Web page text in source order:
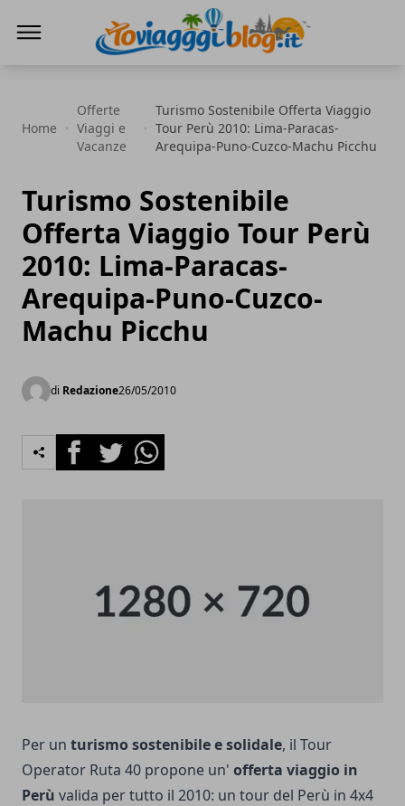
Home
Offerte
Viaggi e
Vacanze
Turismo Sostenibile Offerta Viaggio
Tour Perù 2010: Lima-Paracas-
Arequipa-Puno-Cuzco-Machu Picchu
Turismo Sostenibile
Offerta Viaggio Tour Perù
2010: Lima-Paracas-
Arequipa-Puno-Cuzco-
Machu Picchu
di Redazione26/05/2010
FacebookTwitterWhatsapp
Per un turismo sostenibile e solidale, il Tour
Operator Ruta 40 propone un' offerta viaggio in
Perù valida per tutto il 2010: un tour del Perù in 4x4